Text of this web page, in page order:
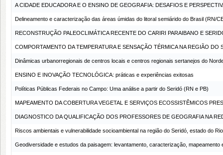
A CIDADE EDUCADORA E O ENSINO DE GEOGRAFIA: DESAFIOS E
Delineamento e caracterização das áreas úmidas do litoral semiárido do Brasil (RN/
RECONSTRUÇÃO PALEOCLIMÁTICA RECENTE DO CARIRI PARAIBANO E
COMPORTAMENTO DA TEMPERATURA E SENSAÇÃO TÉRMICA NA REGIÃO
Dinâmicas urbanorregionais de centros locais e centros regionais sertanejos do
ENSINO E INOVAÇÃO TECNOLÓGICA: práticas e experiências exitosas
Políticas Públicas Federais no Campo: Uma análise a partir do Seridó (RN e PB)
MAPEAMENTO DA COBERTURA VEGETAL E SERVIÇOS ECOSSISTÊMICOS
DIAGNOSTICO DA QUALIFICAÇÃO DOS PROFESSORES DE GEOGRAFIA NA
Riscos ambientais e vulnerabilidade socioambiental na região do Seridó, estado do
Geodiversidade e estudos da paisagem: levantamento, caracterização,